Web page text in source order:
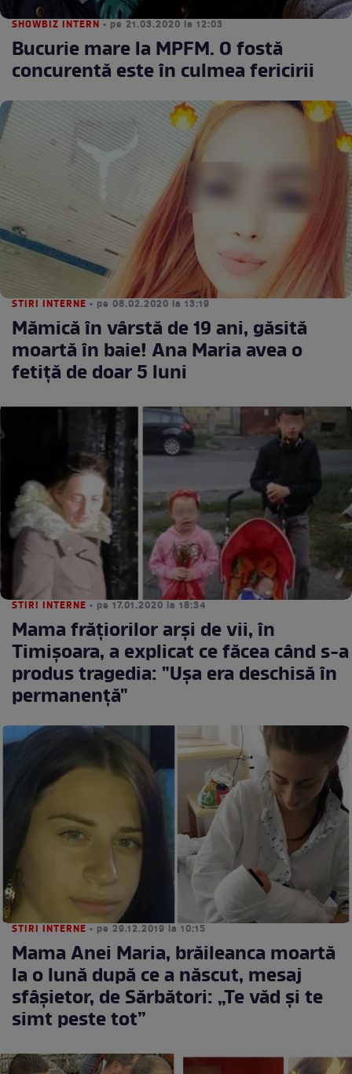
SHOWBIZ INTERN • pe 21.03.2020 la 12:03
Bucurie mare la MPFM. O fostă
concurentă este în culmea fericirii
STIRI INTERNE • pe 08.02.2020 la 13:19
Mămică în vârstă de 19 ani, găsită
moartă în baie! Ana Maria avea o
fetiță de doar 5 luni
STIRI INTERNE • pe 17.01.2020 la 18:34
Mama frăţiorilor arşi de vii, în
Timişoara, a explicat ce făcea când s-a
produs tragedia: "Uşa era deschisă în
permanenţă"
STIRI INTERNE • pe 29.12.2019 la 10:15
Mama Anei Maria, brăileanca moartă
la o lună după ce a născut, mesaj
sfâșietor, de Sărbători: „Te văd și te
simt peste tot”